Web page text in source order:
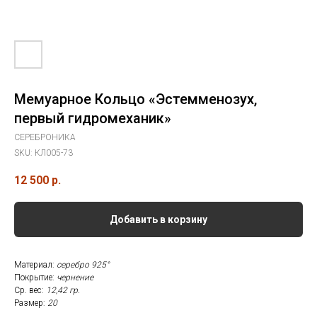
Мемуарное Кольцо «Эстемменозух,
первый гидромеханик»
СЕРЕБРОНИКА
SKU: КЛ005-73
12 500 р.
Добавить в корзину
Материал: серебро 925°
Покрытие: чернение
Ср. вес: 12,42 гр.
Размер: 20